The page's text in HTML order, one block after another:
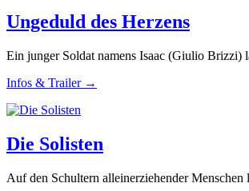
Ungeduld des Herzens
Ein junger Soldat namens Isaac (Giulio Brizzi)
Infos & Trailer →
Die Solisten
Auf den Schultern alleinerziehender Menschen